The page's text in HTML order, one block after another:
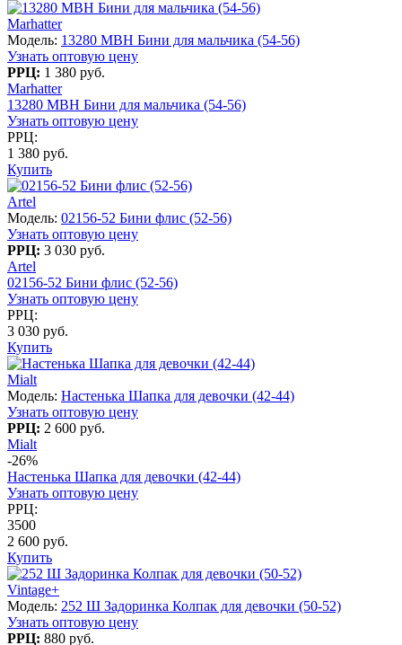
Marhatter
Модель: 13280 MBH Бини для мальчика (54-56)
Узнать оптовую цену
РРЦ: 1 380 руб.
Marhatter
13280 MBH Бини для мальчика (54-56)
Узнать оптовую цену
РРЦ:
1 380 руб.
Купить
Artel
Модель: 02156-52 Бини флис (52-56)
Узнать оптовую цену
РРЦ: 3 030 руб.
Artel
02156-52 Бини флис (52-56)
Узнать оптовую цену
РРЦ:
3 030 руб.
Купить
Mialt
Модель: Настенька Шапка для девочки (42-44)
Узнать оптовую цену
РРЦ: 2 600 руб.
Mialt
-26%
Настенька Шапка для девочки (42-44)
Узнать оптовую цену
РРЦ:
3500
2 600 руб.
Купить
Vintage+
Модель: 252 Ш Задоринка Колпак для девочки (50-52)
Узнать оптовую цену
РРЦ: 880 руб.